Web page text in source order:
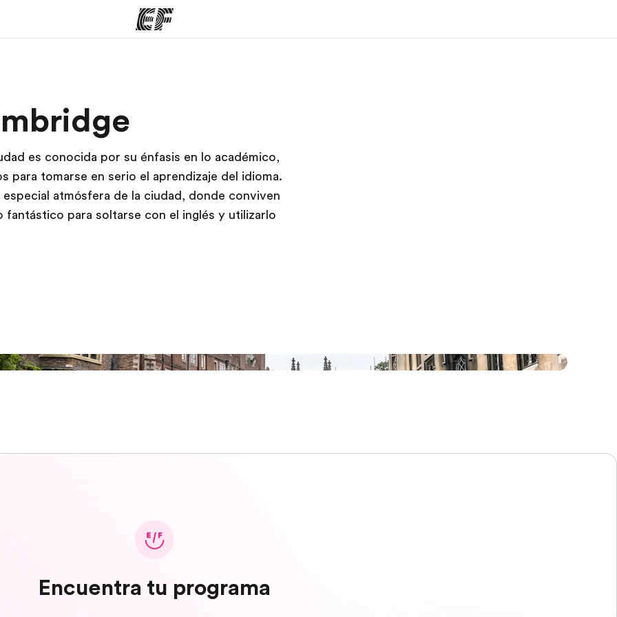
hacemos Encuentra una oficina
es conocida por su énfasis en lo académico,
para tomarse en serio el aprendizaje del idioma.
atmósfera de la ciudad, donde conviven
para soltarse con el inglés y utilizarlo
Encuentra tu programa